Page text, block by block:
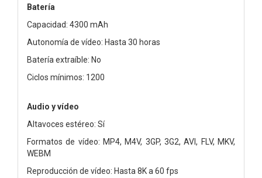
Batería
Capacidad: 4300 mAh
Autonomía de vídeo: Hasta 30 horas
Batería extraíble: No
Ciclos mínimos: 1200
Audio y vídeo
Altavoces estéreo: Sí
Formatos de vídeo: MP4, M4V, 3GP, 3G2, AVI, FLV, MKV,
WEBM
Reproducción de vídeo: Hasta 8K a 60 fps